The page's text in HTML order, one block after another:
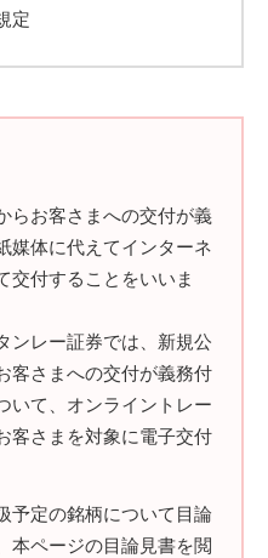
定
らお客さまへの交付が義
媒体に代えてインターネ
交付することをいいま
ンレー証券では、新規公
客さまへの交付が義務付
いて、オンライントレー
客さまを対象に電子交付
予定の銘柄について目論
本ページの目論見書を閲